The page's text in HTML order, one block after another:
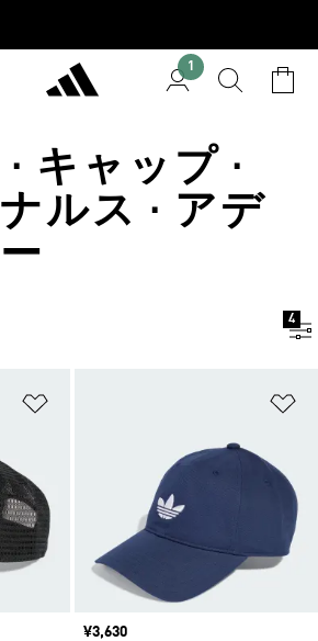
1
キャップ ·
ルス · アデ
4
価格
¥3,630